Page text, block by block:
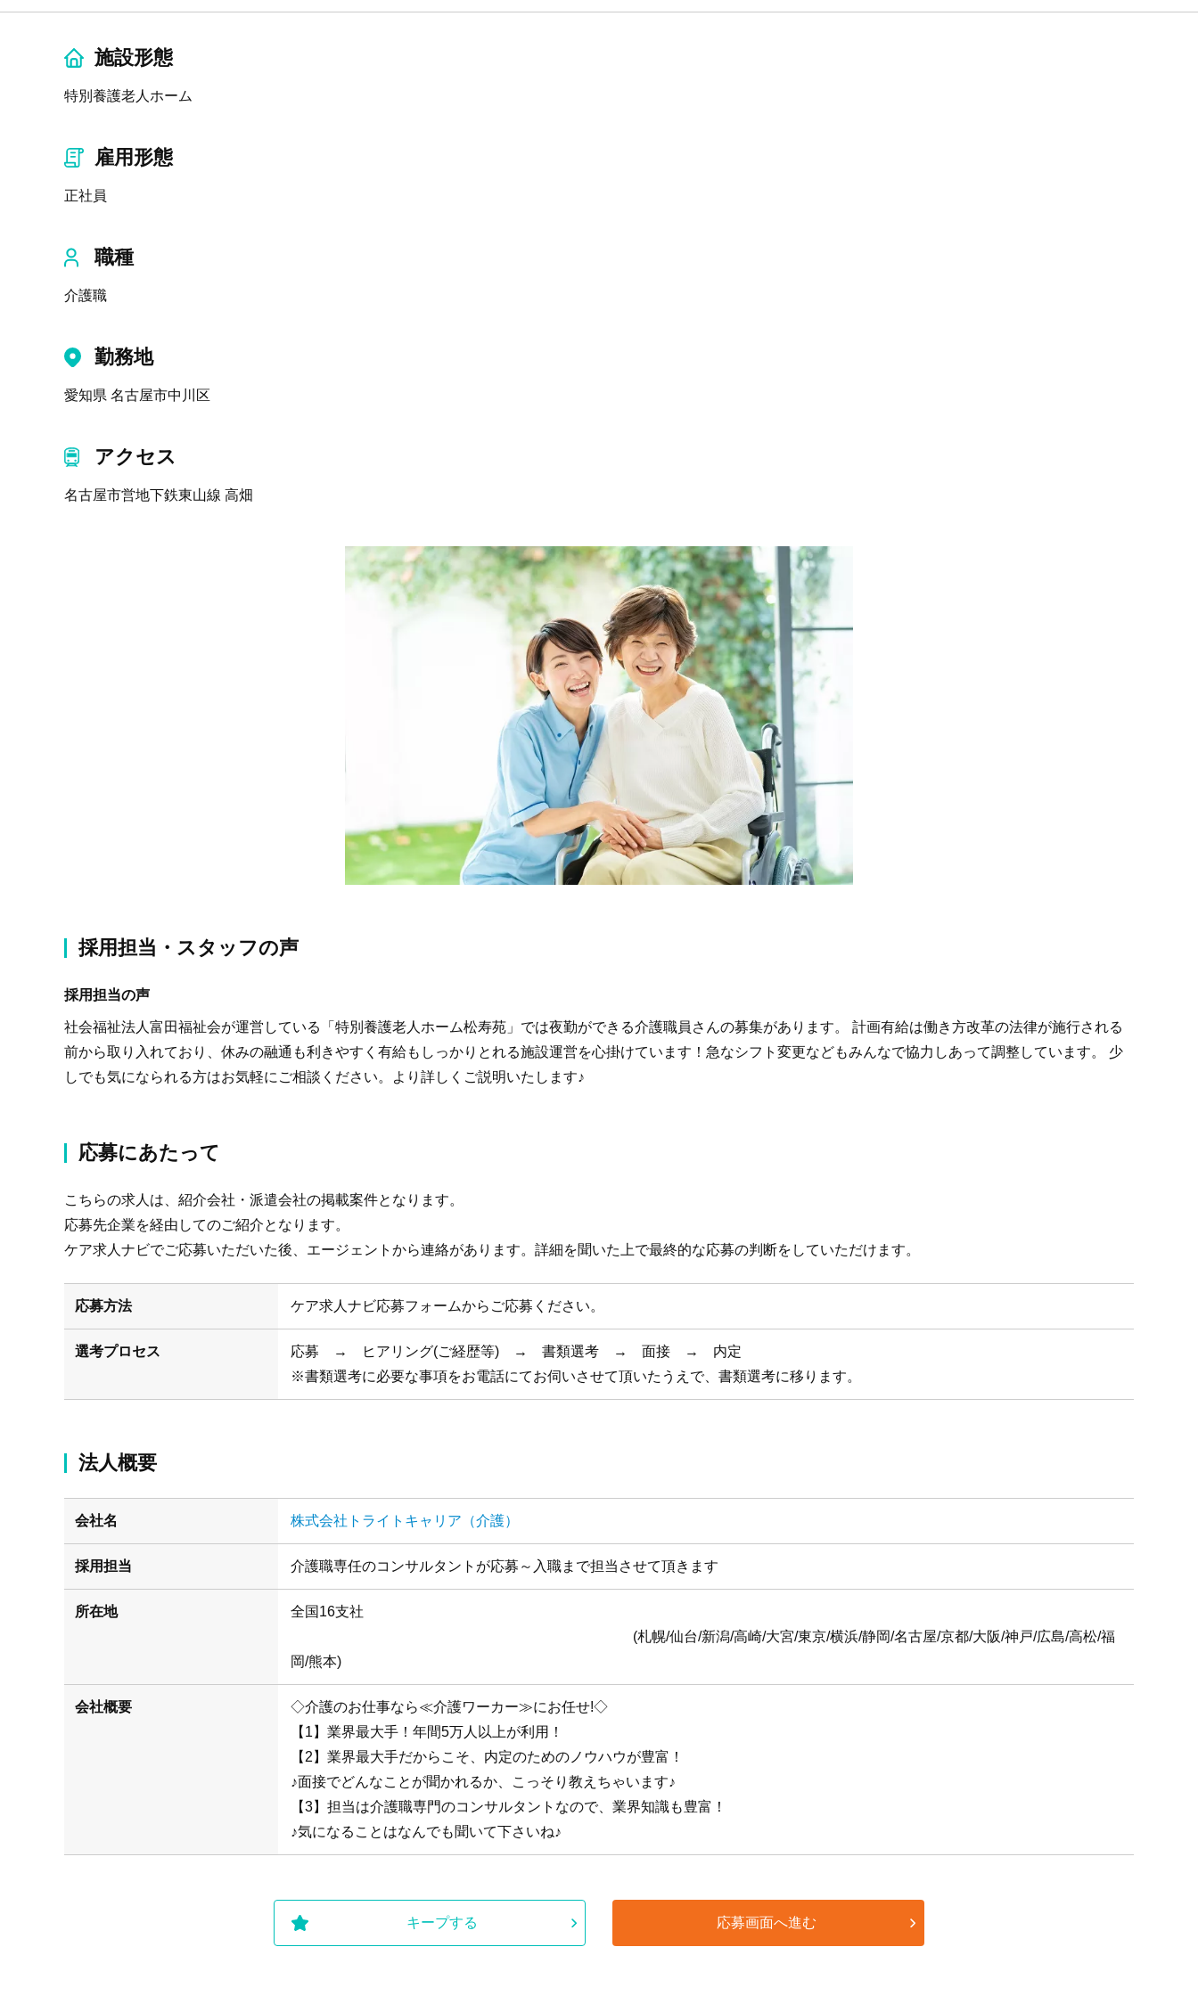
施設形態
特別養護老人ホーム
雇用形態
正社員
職種
介護職
勤務地
愛知県 名古屋市中川区
アクセス
名古屋市営地下鉄東山線 高畑
採用担当・スタッフの声
採用担当の声
社会福祉法人富田福祉会が運営している「特別養護老人ホーム松寿苑」では夜勤ができる介護職員さんの募集があります。 計画有給は働き方改革の法律が施行される
前から取り入れており、休みの融通も利きやすく有給もしっかりとれる施設運営を心掛けています！急なシフト変更などもみんなで協力しあって調整しています。 少
しでも気になられる方はお気軽にご相談ください。より詳しくご説明いたします♪
応募にあたって
こちらの求人は、紹介会社・派遣会社の掲載案件となります。
応募先企業を経由してのご紹介となります。
ケア求人ナビでご応募いただいた後、エージェントから連絡があります。詳細を聞いた上で最終的な応募の判断をしていただけます。
応募方法 ケア求人ナビ応募フォームからご応募ください。
選考プロセス
応募 → ヒアリング(ご経歴等) → 書類選考 → 面接 → 内定
※書類選考に必要な事項をお電話にてお伺いさせて頂いたうえで、書類選考に移ります。
法人概要
会社名 株式会社トライトキャリア（介護）
採用担当 介護職専任のコンサルタントが応募～入職まで担当させて頂きます
所在地
全国16支社
(札幌/仙台/新潟/高崎/大宮/東京/横浜/静岡/名古屋/京都/大阪/神戸/広島/高松/福
岡/熊本)
会社概要
◇介護のお仕事なら≪介護ワーカー≫にお任せ!◇
【1】業界最大手！年間5万人以上が利用！
【2】業界最大手だからこそ、内定のためのノウハウが豊富！
♪面接でどんなことが聞かれるか、こっそり教えちゃいます♪
【3】担当は介護職専門のコンサルタントなので、業界知識も豊富！
♪気になることはなんでも聞いて下さいね♪
キープする 応募画面へ進む